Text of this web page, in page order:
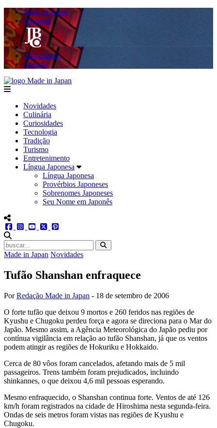
Made in Japan
Hashitag
AkibaSpace
Agenda
menu
Novidades
Culinária
Curiosidades
Tecnologia
Tradição
Turismo
Entretenimento
Língua Japonesa
Língua Japonesa
Provérbios Japoneses
Sobrenomes Japoneses
Seu Nome em Japonês
menu redes social
facebookinstagram
youtube
twitter
Made in Japan Novidades
Tufão Shanshan enfraquece
PorRedação Made in Japan - 18 de setembro de 2006
O forte tufão que deixou 9 mortos e 260 feridos nas regiões de
Kyushu e Chugoku perdeu força e agora se direciona para o Mar do
Japão. Mesmo assim, a Agência Meteorológica do Japão pediu por
contínua vigilância em relação ao tufão Shanshan, já que os ventos
podem atingir as regiões de Hokuriku e Hokkaido.
Cerca de 80 vôos foram cancelados, afetando mais de 5 mil
passageiros. Trens também foram prejudicados, incluindo
shinkannes, o que deixou 4,6 mil pessoas esperando.
Mesmo enfraquecido, o Shanshan continua forte. Ventos de até 126
km/h foram registrados na cidade de Hiroshima nesta segunda-feira.
Ondas de seis metros foram vistas nas regiões de Kyushu e
Chugoku.